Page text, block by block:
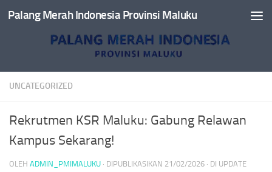
Skip to content
Palang Merah Indonesia Provinsi Maluku
UNCATEGORIZED
Rekrutmen KSR Maluku: Gabung Relawan
Kampus Sekarang!
OLEH ADMIN_PMIMALUKU · DIPUBLIKASIKAN 21/02/2026 · DI UPDATE